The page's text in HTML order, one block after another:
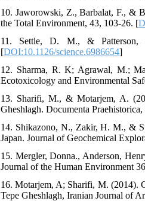
10. Jaworowski, Z., Barbalat, F., &
the Total Environment, 43, 103-26. [
11. Settle, D. M., & Patterson,
[DOI:10.1126/science.6986654]
12. Sharma, R. K; Agrawal, M.;
Ecotoxicology and Environmental
13. Sharifi, M., & Motarjem, A.
Gheshlagh. Documenta
14. Shikazono, N., Zakir, H. M., &
Japan. Journal of Geochemical
15. Mergler, Donna., Anderson,
Journal of the Human Environment
16. Motarjem, A; Sharifi, M. (2014).
Tepe Gheshlagh, Iranian Journal of